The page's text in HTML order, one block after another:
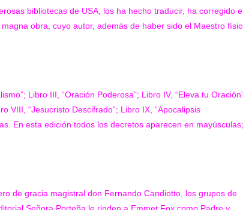
bibliotecas de USA, los ha hecho traducir, ha corregido
obra, cuyo autor, además de haber sido el Maestro
Libro III, “Oración Poderosa”; Libro IV, “Eleva tu
VIII, “Jesucristo Descifrado”; Libro IX, “Apocalipsis
En esta edición todos los decretos aparecen en mayúsculas;
de gracia magistral don Fernando Candiotto, los grupos de